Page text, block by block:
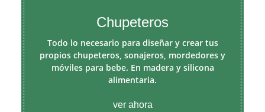
Chupeteros
Todo lo necesario para diseñar y crear tus
propios chupeteros, sonajeros, mordedores y
móviles para bebe. En madera y silicona
alimentaria.
ver ahora